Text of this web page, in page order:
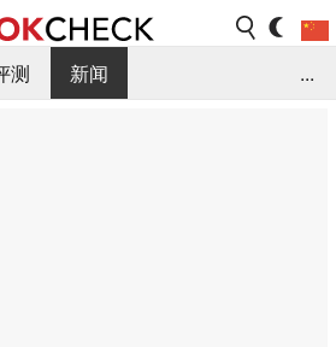
测
新闻
...